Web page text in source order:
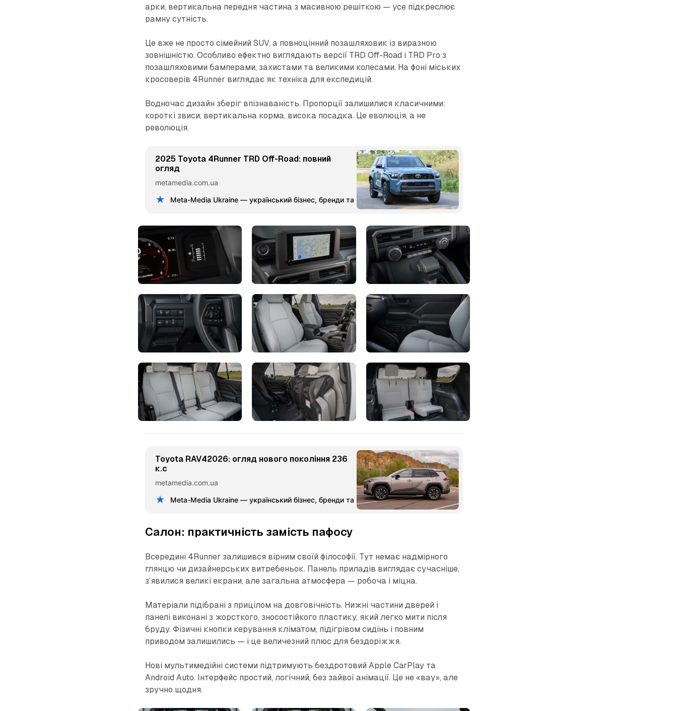
арки, вертикальна передня частина з масивною решіткою — усе підкреслює
рамну сутність.
Це вже не просто сімейний SUV, а повноцінний позашляховик із виразною
зовнішністю. Особливо ефектно виглядають версії TRD Off-Road і TRD Pro з
позашляховими бамперами, захистами та великими колесами. На фоні міських
кросоверів 4Runner виглядає як техніка для експедицій.
Водночас дизайн зберіг впізнаваність. Пропорції залишилися класичними:
короткі звиси, вертикальна корма, висока посадка. Це еволюція, а не
революція.
2025 Toyota 4Runner TRD Off-Road: повний
огляд
metamedia.com.ua
Meta-Media Ukraine — український бізнес, бренди та партнерства
Команда Мета-Медіа
Toyota RAV42026: огляд нового покоління 236
к.с
metamedia.com.ua
Meta-Media Ukraine — український бізнес, бренди та партнерства
Команда Мета-Медіа
Салон: практичність замість пафосу
Всередині 4Runner залишився вірним своїй філософії. Тут немає надмірного
глянцю чи дизайнерських витребеньок. Панель приладів виглядає сучасніше,
з’явилися великі екрани, але загальна атмосфера — робоча і міцна.
Матеріали підібрані з прицілом на довговічність. Нижні частини дверей і
панелі виконані з жорсткого, зносостійкого пластику, який легко мити після
бруду. Фізичні кнопки керування кліматом, підігрівом сидінь і повним
приводом залишились — і це величезний плюс для бездоріжжя.
Нові мультимедійні системи підтримують бездротовий Apple CarPlay та
Android Auto. Інтерфейс простий, логічний, без зайвої анімації. Це не «вау», але
зручно щодня.